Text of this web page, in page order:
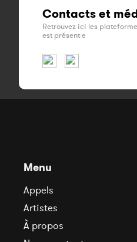
Contacts et
Retrouvez ici les
est présent·e
Menu
Appels
Artistes
À propos